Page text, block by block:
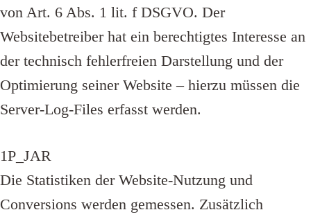
von Art. 6 Abs. 1 lit. f DSGVO. Der
Websitebetreiber hat ein berechtigtes Interesse an
der technisch fehlerfreien Darstellung und der
Optimierung seiner Website – hierzu müssen die
Server-Log-Files erfasst werden.
1P_JAR
Die Statistiken der Website-Nutzung und
Conversions werden gemessen. Zusätzlich